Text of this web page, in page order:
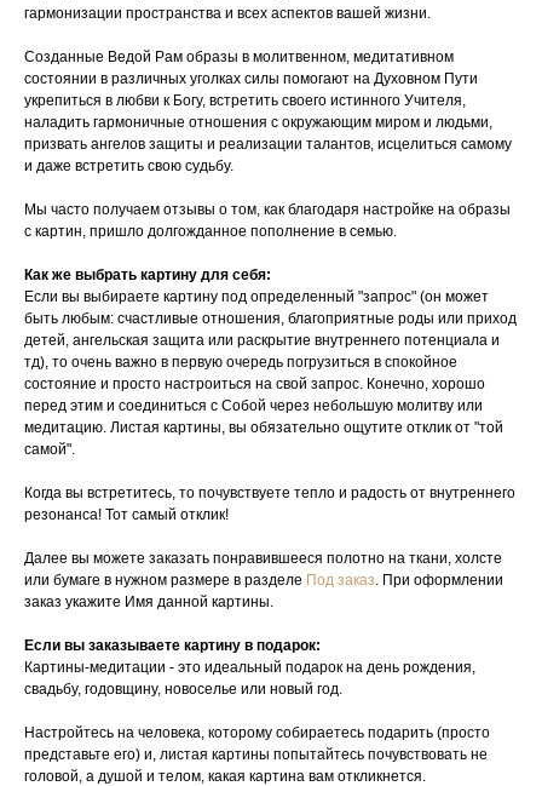
гармонизации пространства и всех аспектов вашей жизни.
Созданные Ведой Рам образы в молитвенном, медитативном
состоянии в различных уголках силы помогают на Духовном Пути
укрепиться в любви к Богу, встретить своего истинного Учителя,
наладить гармоничные отношения с окружающим миром и людьми,
призвать ангелов защиты и реализации талантов, исцелиться самому
и даже встретить свою судьбу.
Мы часто получаем отзывы о том, как благодаря настройке на образы
с картин, пришло долгожданное пополнение в семью.
Как же выбрать картину для себя:
Если вы выбираете картину под определенный "запрос" (он может
быть любым: счастливые отношения, благоприятные роды или приход
детей, ангельская защита или раскрытие внутреннего потенциала и
тд), то очень важно в первую очередь погрузиться в спокойное
состояние и просто настроиться на свой запрос. Конечно, хорошо
перед этим и соединиться с Собой через небольшую молитву или
медитацию. Листая картины, вы обязательно ощутите отклик от "той
самой".
Когда вы встретитесь, то почувствуете тепло и радость от внутреннего
резонанса! Тот самый отклик!
Далее вы можете заказать понравившееся полотно на ткани, холсте
или бумаге в нужном размере в разделе Под заказ. При оформлении
заказ укажите Имя данной картины.
Если вы заказываете картину в подарок:
Картины-медитации - это идеальный подарок на день рождения,
свадьбу, годовщину, новоселье или новый год.
Настройтесь на человека, которому собираетесь подарить (просто
представьте его) и, листая картины попытайтесь почувствовать не
головой, а душой и телом, какая картина вам откликнется.